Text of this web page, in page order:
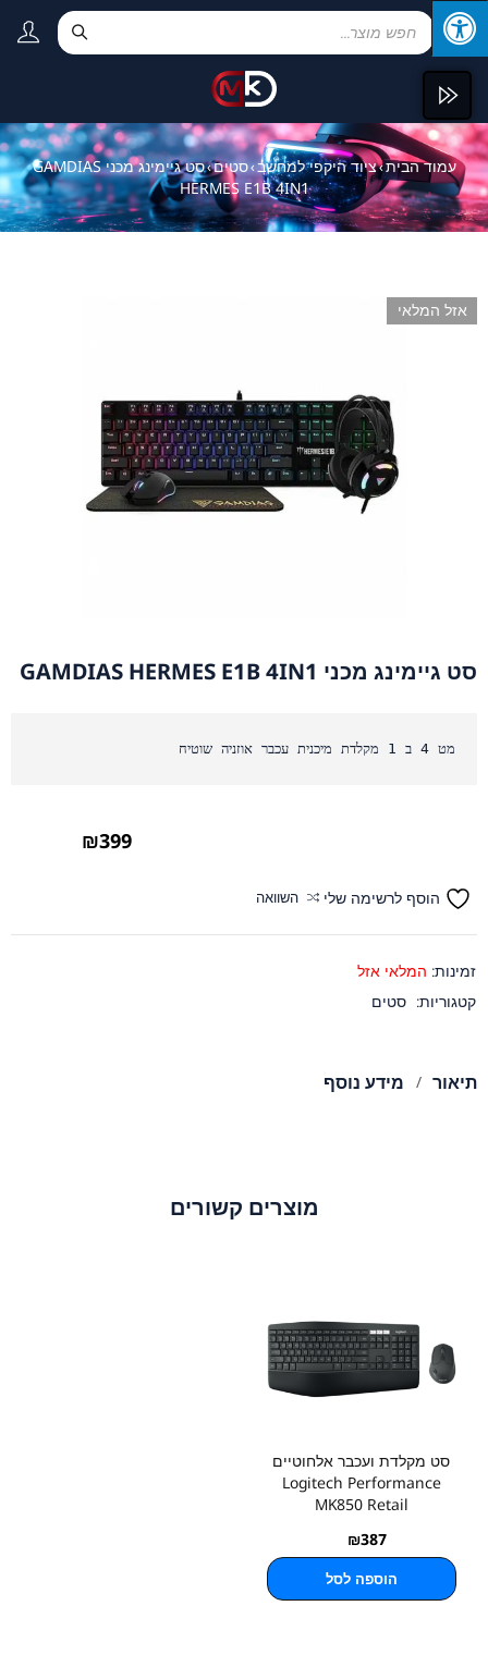
עמוד הבית›ציוד היקפי למחשב›סטים›
סט גיימינג מכני GAMDIAS
HERMES E1B 4IN1
אזל המלאי
סט גיימינג מכני GAMDIAS HERMES E1B 4IN1
מט 4 ב 1 מקלדת מיכנית עכבר אוזניה שוטיח
₪399
הוסף לרשימה שלי השוואה
זמינות: המלאי אזל
קטגוריות: סטים
תיאור מידע נוסף
מוצרים קשורים
סט מקלדת ועכבר אלחוטיים
Logitech Performance
MK850 Retail
₪387
הוספה לסל